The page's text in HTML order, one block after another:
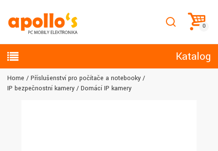
Katalog
Home
Příslušenství pro počítače a notebooky
IP bezpečnostní kamery
Domácí IP kamery